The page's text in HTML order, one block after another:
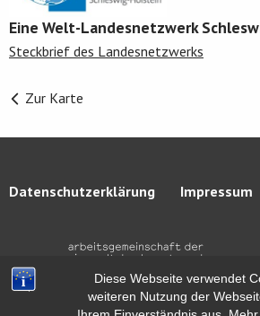
Diese Webseite verwendet
weiteren Nutzung der
Eine Welt-Landesnetzwerk
Steckbrief des Landesnetzwerks
Zur Karte
Datenschutzerklärung Impressum